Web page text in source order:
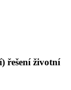
řešení životní